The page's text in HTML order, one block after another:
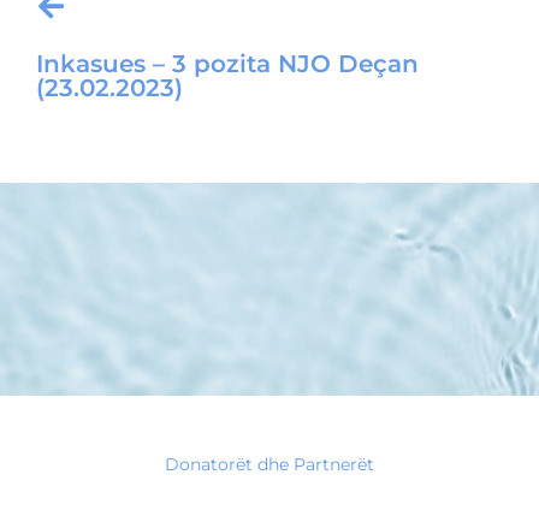
Inkasues – 3 pozita NJO Deçan
(23.02.2023)
Donatorët dhe Partnerët